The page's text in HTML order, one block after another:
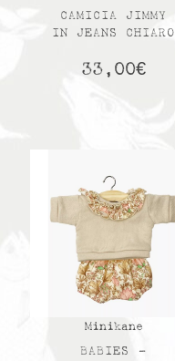
CAMICIA JIMMY
IN JEANS CHIARO
33,00€
Minikane
BABIES –